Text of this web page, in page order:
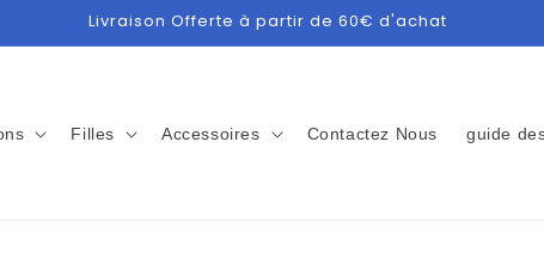
Livraison Offerte à partir de 60€ d'achat
Filles Accessoires Contactez Nous guide